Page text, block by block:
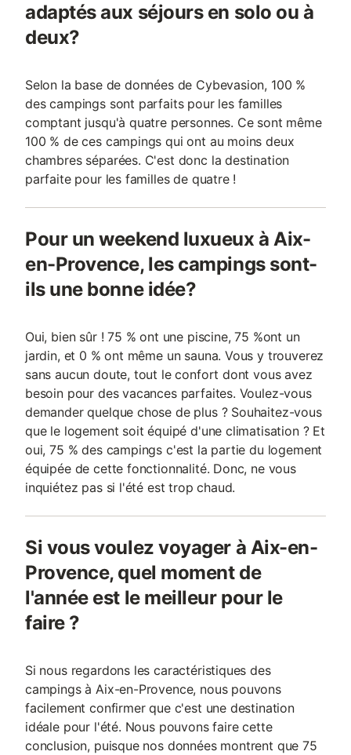
adaptés aux séjours en solo ou à
deux?
Selon la base de données de Cybevasion, 100 %
des campings sont parfaits pour les familles
comptant jusqu'à quatre personnes. Ce sont même
100 % de ces campings qui ont au moins deux
chambres séparées. C'est donc la destination
parfaite pour les familles de quatre !
Pour un weekend luxueux à Aix-
en-Provence, les campings sont-
ils une bonne idée?
Oui, bien sûr ! 75 % ont une piscine, 75 %ont un
jardin, et 0 % ont même un sauna. Vous y trouverez
sans aucun doute, tout le confort dont vous avez
besoin pour des vacances parfaites. Voulez-vous
demander quelque chose de plus ? Souhaitez-vous
que le logement soit équipé d'une climatisation ? Et
oui, 75 % des campings c'est la partie du logement
équipée de cette fonctionnalité. Donc, ne vous
inquiétez pas si l'été est trop chaud.
Si vous voulez voyager à Aix-en-
Provence, quel moment de
l'année est le meilleur pour le
faire ?
Si nous regardons les caractéristiques des
campings à Aix-en-Provence, nous pouvons
facilement confirmer que c'est une destination
idéale pour l'été. Nous pouvons faire cette
conclusion, puisque nos données montrent que 75